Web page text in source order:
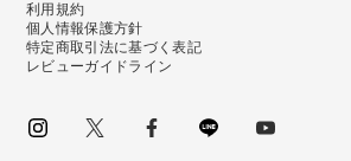
利用規約
個人情報保護方針
特定商取引法に基づく表記
レビューガイドライン